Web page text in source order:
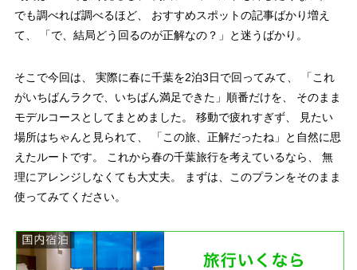
でも調べれば調べるほど、 おすすめスポットの記事ばかり増え
て、 「で、結局どう回るのが正解なの？」と迷うばかり。
そこで今回は、 実際に春に千葉を2泊3日で回ってみて、 「これ
がいちばんラクで、いちばん満足できた」順番だけを、 そのまま
モデルコースとしてまとめました。 移動で疲れすぎず、 見たい
場所はちゃんと見られて、 「この旅、正解だったね」と自然に思
えたルートです。 これから春の千葉旅行を考えているなら、 無
理にアレンジしなくても大丈夫。 まずは、このプランをそのまま
使ってみてください。